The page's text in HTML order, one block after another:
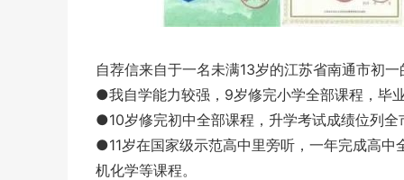
自荐信来自于一名未满13岁的江苏省南通市初
●我自学能力较强，9岁修完小学全部课程，毕
●10岁修完初中全部课程，升学考试成绩位列全
●11岁在国家级示范高中里旁听，一年完成高
机化学等课程。